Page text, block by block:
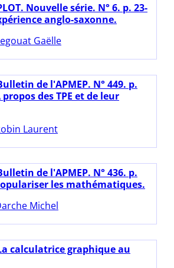
Nouvelle série. N° 6. p. 23-
anglo-saxonne.
Gaëlle
de l'APMEP. N° 449. p.
propos des TPE et de leur
Laurent
de l'APMEP. N° 436. p.
les mathématiques.
Michel
calculatrice graphique au